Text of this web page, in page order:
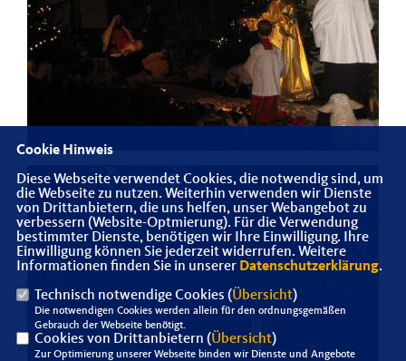
Cookie Hinweis
Diese Webseite verwendet Cookies, die notwendig sind, um
die Webseite zu nutzen. Weiterhin verwenden wir Dienste
von Drittanbietern, die uns helfen, unser Webangebot zu
verbessern (Website-Optmierung). Für die Verwendung
bestimmter Dienste, benötigen wir Ihre Einwilligung. Ihre
Einwilligung können Sie jederzeit widerrufen. Weitere
Informationen finden Sie in unserer Datenschutzerklärung.
Technisch notwendige Cookies (Übersicht)
Die notwendigen Cookies werden allein für den ordnungsgemäßen
Gebrauch der Webseite benötigt.
Cookies von Drittanbietern (Übersicht)
Zur Optimierung unserer Webseite binden wir Dienste und Angebote